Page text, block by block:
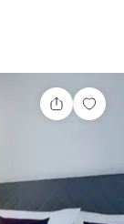
Delen